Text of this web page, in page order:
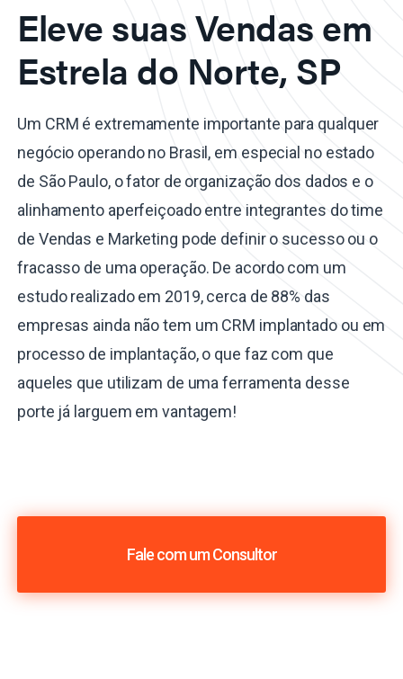
Eleve suas Vendas em
Estrela do Norte, SP
Um CRM é extremamente importante para qualquer
negócio operando no Brasil, em especial no estado
de São Paulo, o fator de organização dos dados e o
alinhamento aperfeiçoado entre integrantes do time
de Vendas e Marketing pode definir o sucesso ou o
fracasso de uma operação. De acordo com um
estudo realizado em 2019, cerca de 88% das
empresas ainda não tem um CRM implantado ou em
processo de implantação, o que faz com que
aqueles que utilizam de uma ferramenta desse
porte já larguem em vantagem!
Fale com um Consultor